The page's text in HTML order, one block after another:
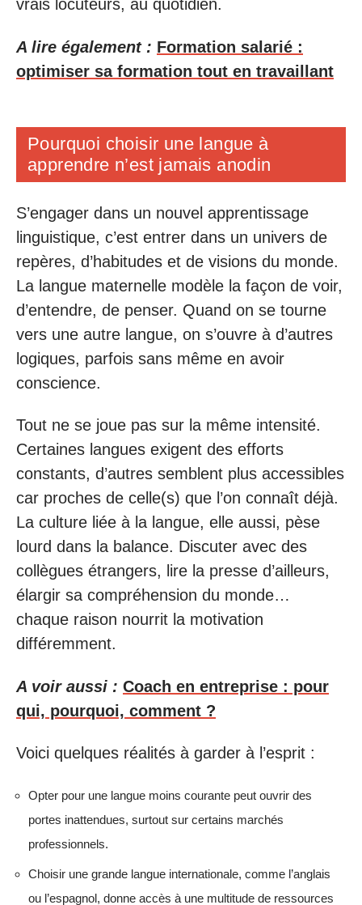
vrais locuteurs, au quotidien.
A lire également : Formation salarié :
optimiser sa formation tout en travaillant
Pourquoi choisir une langue à
apprendre n’est jamais anodin
S’engager dans un nouvel apprentissage
linguistique, c’est entrer dans un univers de
repères, d’habitudes et de visions du monde.
La langue maternelle modèle la façon de voir,
d’entendre, de penser. Quand on se tourne
vers une autre langue, on s’ouvre à d’autres
logiques, parfois sans même en avoir
conscience.
Tout ne se joue pas sur la même intensité.
Certaines langues exigent des efforts
constants, d’autres semblent plus accessibles
car proches de celle(s) que l’on connaît déjà.
La culture liée à la langue, elle aussi, pèse
lourd dans la balance. Discuter avec des
collègues étrangers, lire la presse d’ailleurs,
élargir sa compréhension du monde…
chaque raison nourrit la motivation
différemment.
A voir aussi : Coach en entreprise : pour
qui, pourquoi, comment ?
Voici quelques réalités à garder à l’esprit :
Opter pour une langue moins courante peut ouvrir des
portes inattendues, surtout sur certains marchés
professionnels.
Choisir une grande langue internationale, comme l’anglais
ou l’espagnol, donne accès à une multitude de ressources